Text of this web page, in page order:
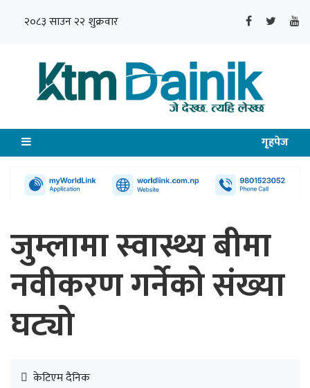
२०८३ साउन २२ शुक्रवार
गृहपेज
जुम्लामा स्वास्थ्य बीमा
नवीकरण गर्नेको संख्या
घट्यो
केटिएम दैनिक